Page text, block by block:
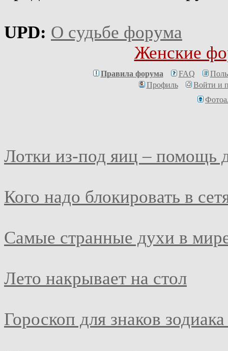
UPD: О судьбе форума
Женские
Правила форума FAQ
Профиль
Войти и
Лотки из-под яиц – помощь
Кого надо блокировать в
Самые странные духи в
Лето накрывает на стол
Гороскоп для знаков